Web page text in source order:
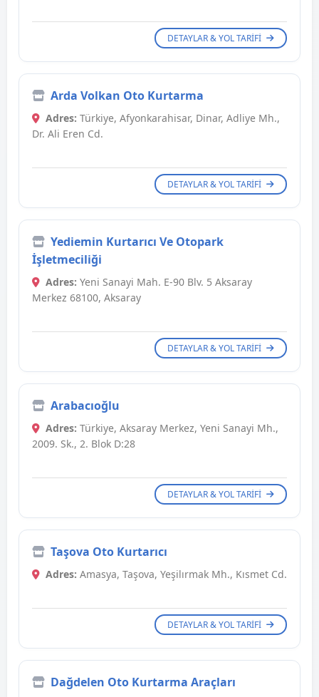
DETAYLAR & YOL TARIFI
Arda Volkan Oto Kurtarma
Adres: Türkiye, Afyonkarahisar, Dinar, Adliye Mh.,
Dr. Ali Eren Cd.
DETAYLAR & YOL TARIFI
Yediemin Kurtarıcı Ve Otopark
İşletmeciliği
Adres: Yeni Sanayi Mah. E-90 Blv. 5 Aksaray
Merkez 68100, Aksaray
DETAYLAR & YOL TARIFI
Arabacıoğlu
Adres: Türkiye, Aksaray Merkez, Yeni Sanayi Mh.,
2009. Sk., 2. Blok D:28
DETAYLAR & YOL TARIFI
Taşova Oto Kurtarıcı
Adres: Amasya, Taşova, Yeşilırmak Mh., Kısmet Cd.
DETAYLAR & YOL TARIFI
Dağdelen Oto Kurtarma Araçları